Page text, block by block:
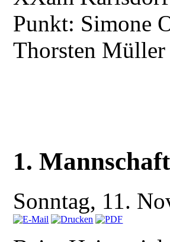
Punkt: Simone
Thorsten Müller
1.
Sonntag, 11.